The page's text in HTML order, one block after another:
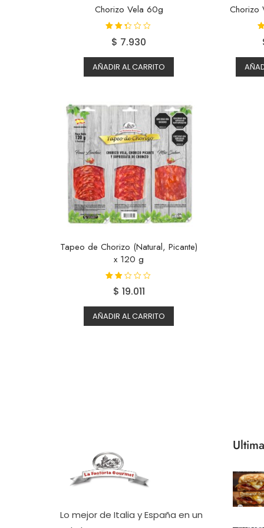
Chorizo Vela 60g
Valora
do
2.25
de 5
$ 7.930
AÑADIR AL CARRITO
Chorizo
Tapeo de Chorizo (Natural, Picante)
x 120 g
Valo
rado
1.75
de 5
$ 19.011
AÑADIR AL CARRITO
Lo mejor de Italia y España en un